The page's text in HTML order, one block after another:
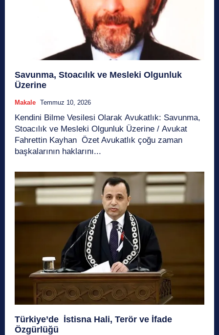
Savunma, Stoacılık ve Mesleki Olgunluk
Üzerine
Makale Temmuz 10, 2026
Kendini Bilme Vesilesi Olarak Avukatlık: Savunma,
Stoacılık ve Mesleki Olgunluk Üzerine / Avukat
Fahrettin Kayhan Özet Avukatlık çoğu zaman
başkalarının haklarını...
Türkiye’de İstisna Hali, Terör ve İfade
Özgürlüğü